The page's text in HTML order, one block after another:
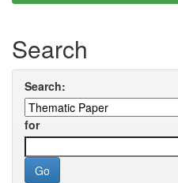
Search
Search:
for